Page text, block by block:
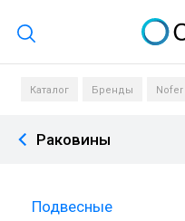
Каталог Бренды Nofer
Раковины
Подвесные